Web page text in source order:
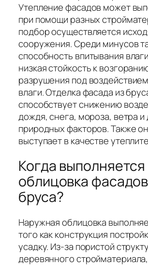
Утепление фасадов может
при помощи разных
подбор осуществляется
сооружения. Среди минусов
способность впитывания
низкая стойкость к
разрушения под
влаги. Отделка фасада из
способствует снижению
дождя, снега, мороза, ветра и
природных факторов. Также
выступает в качестве
Когда выполняется
облицовка
бруса?
Наружная облицовка
того как конструкция
усадку. Из-за пористой
деревянного